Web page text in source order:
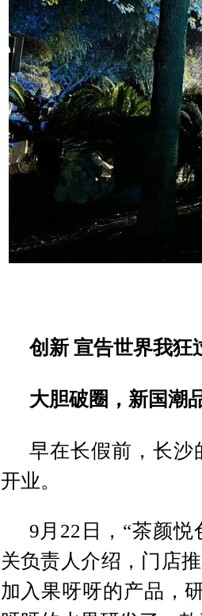
创新 宣告世界我狂
大胆破圈，新国潮
早在长假前，长沙
开业。
9月22日，“茶颜
关负责人介绍，门店
加入果呀呀的产品，